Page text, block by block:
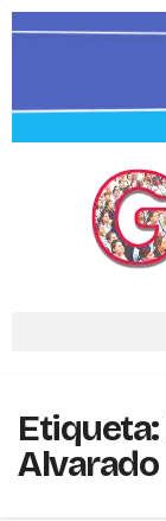
Etiqueta:
Alvarado